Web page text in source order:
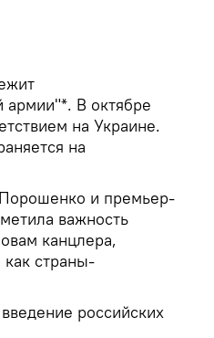
армии"*. В октябре
на Украине.
на
и премьер-
важность
канцлера,
как страны-
российских